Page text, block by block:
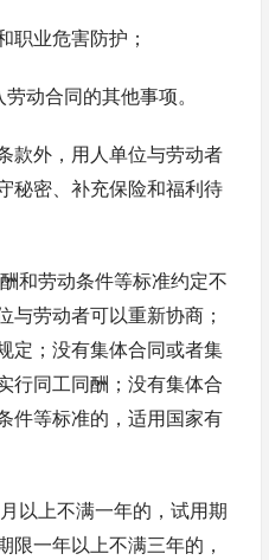
职业危害防护；
动合同的其他事项。
款外，用人单位与劳动者
秘密、补充保险和福利待
和劳动条件等标准约定不
与劳动者可以重新协商；
定；没有集体合同或者集
行同工同酬；没有集体合
件等标准的，适用国家有
以上不满一年的，试用期
限一年以上不满三年的，